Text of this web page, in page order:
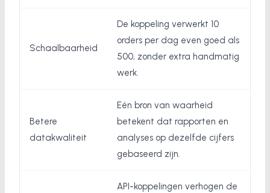
Schaalbaarheid
De koppeling verwerkt 10
orders per dag even goed als
500, zonder extra handmatig
werk.
Betere
datakwaliteit
Eén bron van waarheid
betekent dat rapporten en
analyses op dezelfde cijfers
gebaseerd zijn.
API-koppelingen verhogen de